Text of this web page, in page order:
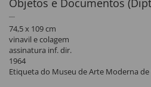
Objetos e Documentos
74,5 x 109 cm
vinavil e colagem
assinatura inf. dir.
1964
Etiqueta do Museu de Arte Moderna de